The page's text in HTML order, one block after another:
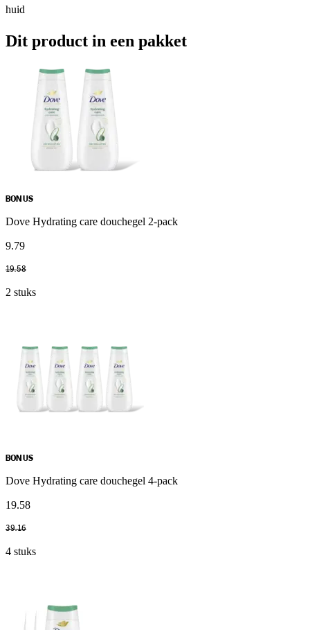
huid
Dit product in een pakket
BONUS
Dove Hydrating care douchegel 2-pack
9.79
19.58
2 stuks
BONUS
Dove Hydrating care douchegel 4-pack
19.58
39.16
4 stuks